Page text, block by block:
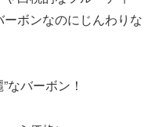
ボンなのにじんわりな
なバーボン！